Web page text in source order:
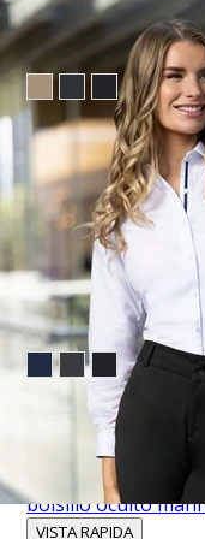
Pantalón de vestir
$53.95
TU TERCERA PRENDA GRATIS
VISTA RAPIDA
Pantalón de vestir
manhattan
TU TERCERA PRENDA GRATIS
VISTA RAPIDA